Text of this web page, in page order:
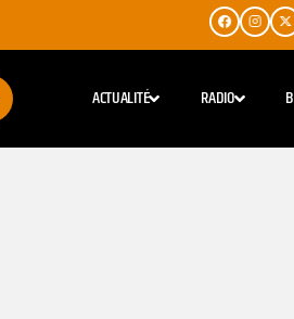
ACTUALITÉ RADIO